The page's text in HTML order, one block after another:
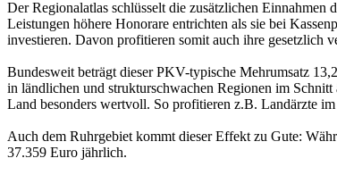
Der Regionalatlas schlüsselt die zusätzlichen
Leistungen höhere Honorare entrichten als sie bei
investieren. Davon profitieren somit auch ihre gesetzlich
Bundesweit beträgt dieser PKV-typische Mehrumsatz
in ländlichen und strukturschwachen Regionen im
Land besonders wertvoll. So profitieren z.B. Landärzte
Auch dem Ruhrgebiet kommt dieser Effekt zu Gute:
37.359 Euro jährlich.